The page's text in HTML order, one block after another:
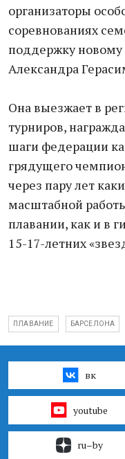
организаторы
соревнованиях
поддержку новому
Александра
Она выезжает в
турниров,
шаги федерации
грядущего
через пару лет
масштабной
плавании, как и в
15-17-летних
ПЛАВАНИЕ БАРСЕЛОНА
вк
youtube
ru–by